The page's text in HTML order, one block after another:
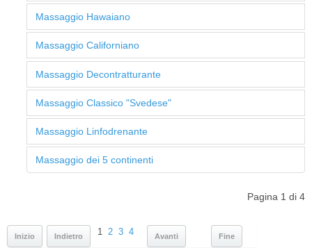
Massaggio Hawaiano
Massaggio Californiano
Massaggio Decontratturante
Massaggio Classico "Svedese"
Massaggio Linfodrenante
Massaggio dei 5 continenti
Pagina 1 di 4
Inizio Indietro 1 2 3 4 Avanti Fine